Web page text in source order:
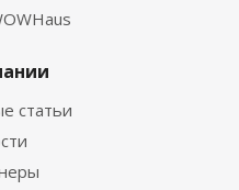
статьи